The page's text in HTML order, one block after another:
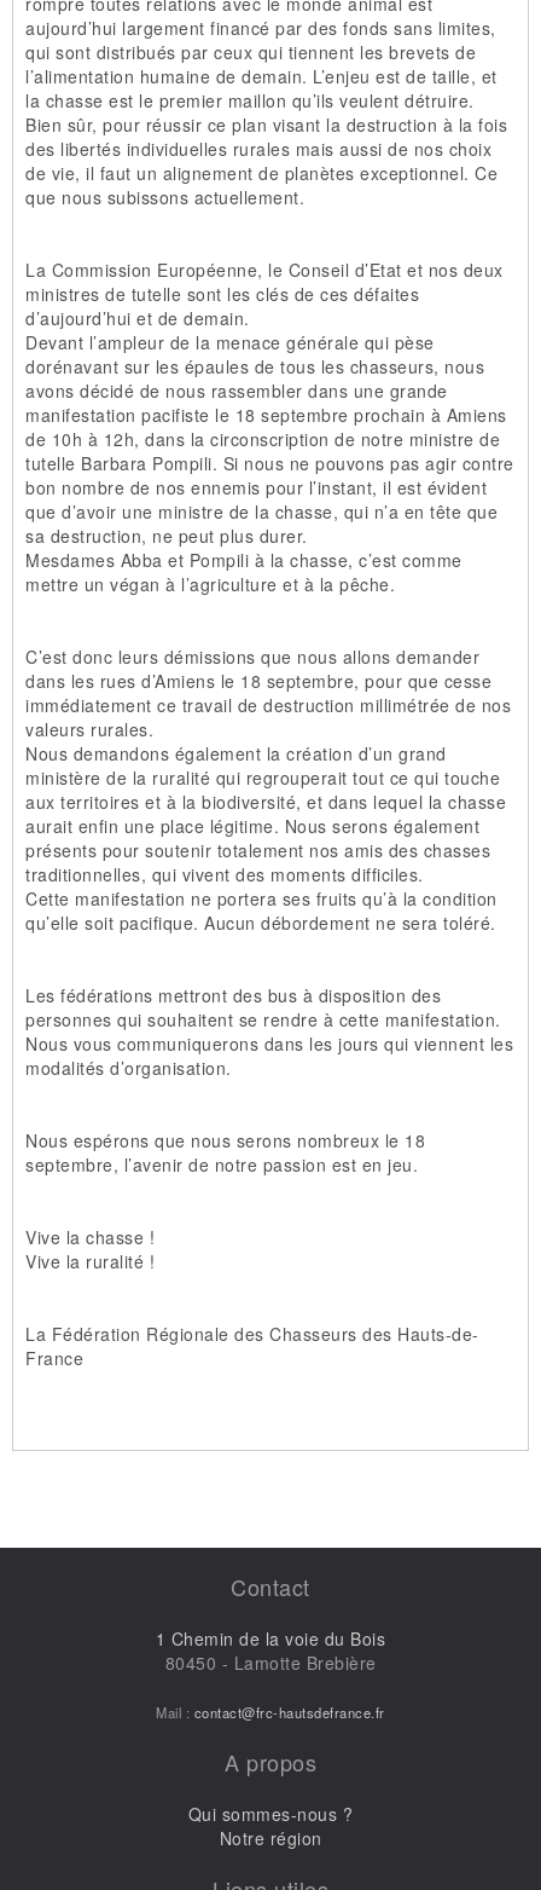
aujourd’hui largement financé par des fonds sans limites,
qui sont distribués par ceux qui tiennent les brevets de
l’alimentation humaine de demain. L’enjeu est de taille, et
la chasse est le premier maillon qu’ils veulent détruire.
Bien sûr, pour réussir ce plan visant la destruction à la fois
des libertés individuelles rurales mais aussi de nos choix
de vie, il faut un alignement de planètes exceptionnel. Ce
que nous subissons actuellement.
La Commission Européenne, le Conseil d’Etat et nos deux
ministres de tutelle sont les clés de ces défaites
d’aujourd’hui et de demain.
Devant l’ampleur de la menace générale qui pèse
dorénavant sur les épaules de tous les chasseurs, nous
avons décidé de nous rassembler dans une grande
manifestation pacifiste le 18 septembre prochain à Amiens
de 10h à 12h, dans la circonscription de notre ministre de
tutelle Barbara Pompili. Si nous ne pouvons pas agir contre
bon nombre de nos ennemis pour l’instant, il est évident
que d’avoir une ministre de la chasse, qui n’a en tête que
sa destruction, ne peut plus durer.
Mesdames Abba et Pompili à la chasse, c’est comme
mettre un végan à l’agriculture et à la pêche.
C’est donc leurs démissions que nous allons demander
dans les rues d’Amiens le 18 septembre, pour que cesse
immédiatement ce travail de destruction millimétrée de nos
valeurs rurales.
Nous demandons également la création d’un grand
ministère de la ruralité qui regrouperait tout ce qui touche
aux territoires et à la biodiversité, et dans lequel la chasse
aurait enfin une place légitime. Nous serons également
présents pour soutenir totalement nos amis des chasses
traditionnelles, qui vivent des moments difficiles.
Cette manifestation ne portera ses fruits qu’à la condition
qu’elle soit pacifique. Aucun débordement ne sera toléré.
Les fédérations mettront des bus à disposition des
personnes qui souhaitent se rendre à cette manifestation.
Nous vous communiquerons dans les jours qui viennent les
modalités d’organisation.
Nous espérons que nous serons nombreux le 18
septembre, l’avenir de notre passion est en jeu.
Vive la chasse !
Vive la ruralité !
La Fédération Régionale des Chasseurs des Hauts-de-
France
Contact
1 Chemin de la voie du Bois
80450 - Lamotte Brebière
Mail : contact@frc-hautsdefrance.fr
A propos
Qui sommes-nous ?
Notre région